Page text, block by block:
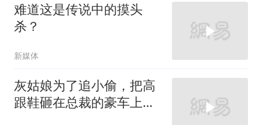
难道这是传说中的摸头
杀？
新媒体
灰姑娘为了追小偷，把高
跟鞋砸在总裁的豪车上，